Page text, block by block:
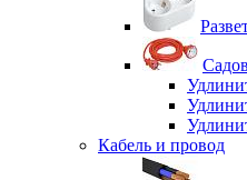
Кабель и провод